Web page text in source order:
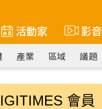
活動家 影音
產業 區域 議題
會員